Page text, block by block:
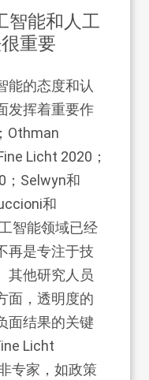
智能和人工
重要
能的态度和认
发挥着重要作
Othman
Licht 2020；
；Selwyn和
和
智能领域已经
再是专注于技
其他研究人员
面，透明度的
面结果的关键
Licht
专家，如政策